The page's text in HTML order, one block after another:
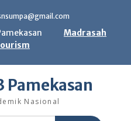
Madrasah
Pamekasan
Nasional